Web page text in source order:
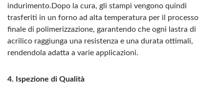
indurimento.Dopo la cura, gli stampi vengono quindi
trasferiti in un forno ad alta temperatura per il processo
finale di polimerizzazione, garantendo che ogni lastra di
acrilico raggiunga una resistenza e una durata ottimali,
rendendola adatta a varie applicazioni.
4. Ispezione di Qualità